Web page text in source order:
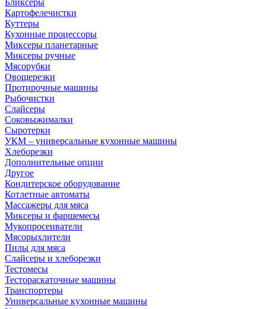
Бликсеры
Картофелечистки
Куттеры
Кухонные процессоры
Миксеры планетарные
Миксеры ручные
Мясорубки
Овощерезки
Протирочные машины
Рыбочистки
Слайсеры
Соковыжималки
Сыротерки
УКМ – универсальные кухонные машины
Хлеборезки
Дополнительные опции
Другое
Кондитерское оборудование
Котлетные автоматы
Массажеры для мяса
Миксеры и фаршемесы
Мукопросеиватели
Мясорыхлители
Пилы для мяса
Слайсеры и хлеборезки
Тестомесы
Тестораскаточные машины
Транспортеры
Универсальные кухонные машины